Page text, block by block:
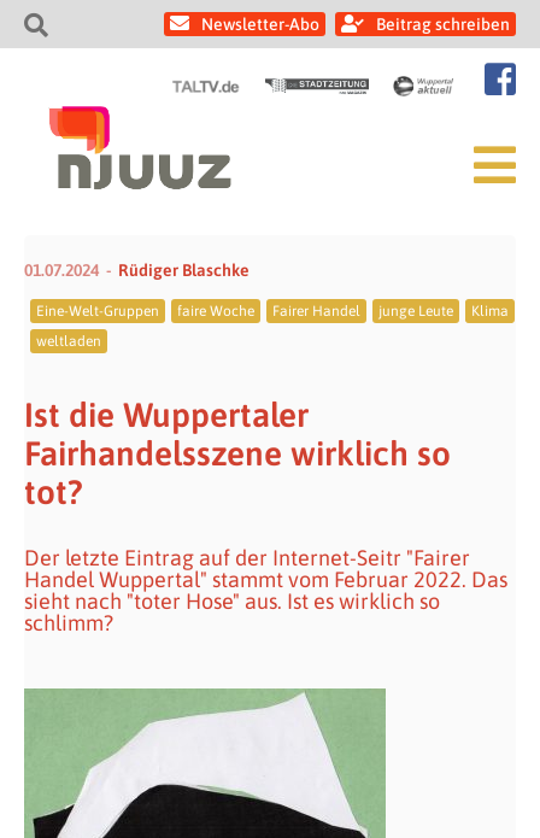
Newsletter-Abo Beitrag schreiben
01.07.2024 Rüdiger Blaschke
Eine-Welt-Gruppen faire Woche Fairer Handel junge Leute
Klima
weltladen
Ist die Wuppertaler
Fairhandelsszene wirklich so
tot?
Der letzte Eintrag auf der Internet-Seitr "Fairer
Handel Wuppertal" stammt vom Februar 2022. Das
sieht nach "toter Hose" aus. Ist es wirklich so
schlimm?